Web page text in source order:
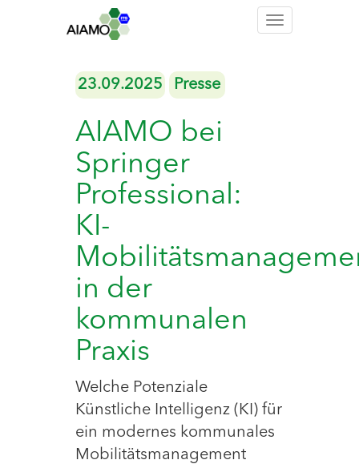
Toggle
23.09.2025 Presse
AIAMO bei
Springer
Professional:
KI-
in der
kommunalen
Praxis
Welche Potenziale
Künstliche Intelligenz (KI) für
ein modernes kommunales
Mobilitätsmanagement